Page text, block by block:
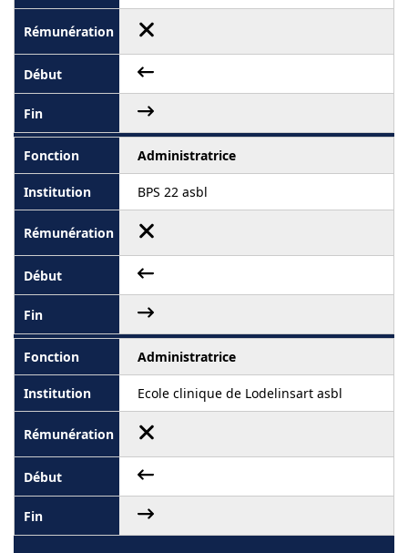
Administratrice
BPS 22 asbl
Administratrice
Ecole clinique de Lodelinsart asbl